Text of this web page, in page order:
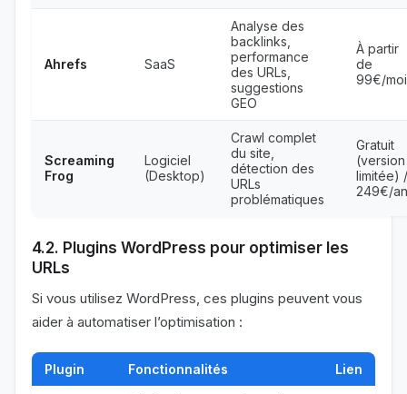
Ahrefs SaaS
Analyse des
backlinks,
performance
des URLs,
suggestions
GEO
À partir
de
99€/
Screaming
Frog
Logiciel
(Desktop)
Crawl complet
du site,
détection des
URLs
problématiques
Gratuit
(version
limitée) /
249€/an
4.2. Plugins WordPress pour optimiser les
URLs
Si vous utilisez WordPress, ces plugins peuvent vous
aider à automatiser l’optimisation :
Plugin Fonctionnalités Lien